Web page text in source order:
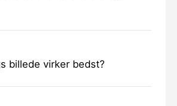
billede virker bedst?